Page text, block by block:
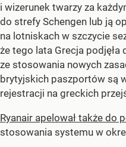
i wizerunek twarzy za
do strefy Schengen lub ją
na lotniskach w szczycie
że tego lata Grecja podjęła
ze stosowania nowych
brytyjskich paszportów są
rejestracji na greckich
Ryanair apelował także do
stosowania systemu w